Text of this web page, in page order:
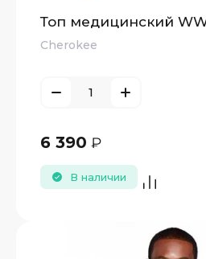
Топ медицинский
Cherokee
6 390 ₽
В наличии